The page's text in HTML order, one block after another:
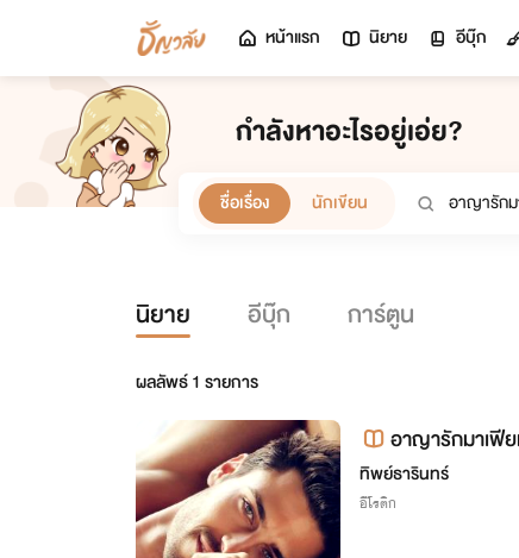
หน้าแรก นิยาย อีบุ๊ก
กำลังหาอะไรอยู่เอ่ย?
ชื่อเรื่อง นักเขียน
นิยาย อีบุ๊ก การ์ตูน
ผลลัพธ์1 รายการ
อาญารักมาเฟีย
กค้าาา)
ทิพย์ธารินทร์
อีโรติก